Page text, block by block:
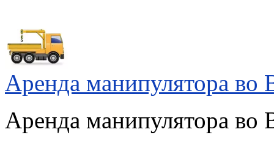
Аренда манипулятора во
Аренда манипулятора во